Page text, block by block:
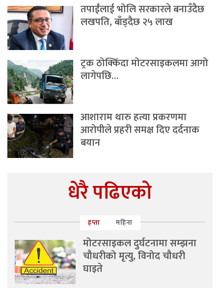
तपाईंलाई भोलि सरकारले बनाउँदैछ
लखपति, बाँड्दैछ २५ लाख
ट्रक ठोक्किँदा मोटरसाइकलमा आगो
लागेपछि…
आशाराम थारु हत्या प्रकरणमा
आरोपीले प्रहरी समक्ष दिए दर्दनाक
बयान
धेरै पढिएको
हप्ता महिना
मोटरसाइकल दुर्घटनामा सम्झना
चौधरीको मृत्यु, विनोद चौधरी
घाइते